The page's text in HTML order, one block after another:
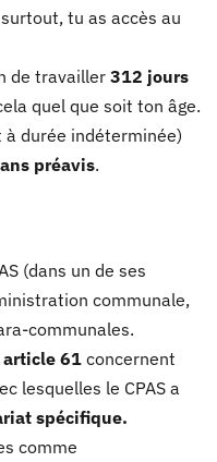
tu as accès au
de travailler 312 jours
quel que soit ton âge.
durée indéterminée)
préavis.
(dans un de ses
communale,
communales.
article 61 concernent
lesquelles le CPAS a
spécifique.
comme